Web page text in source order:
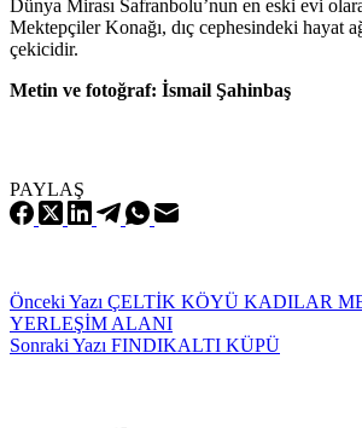
Dünya Mirası Safranbolu’nun en eski evi
Mektepçiler Konağı, dıç cephesindeki hayat
çekicidir.
Metin ve fotoğraf: İsmail Şahinbaş
PAYLAŞ
Önceki Yazı ÇELTİK KÖYÜ KADILAR
YERLEŞİM ALANI
Sonraki Yazı FINDIKALTI KÜPÜ